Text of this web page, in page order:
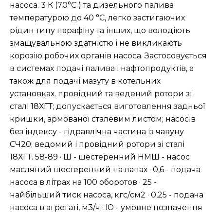
насоса. 3 К (70°C ) та дизельного палива
температурою до 40 °C, легко застигаючих
рідин типу парафіну та інших, що володіють
змащувальною здатністю і не викликають
корозію робочих органів насоса. Застосовується
в системах подачі палива і нафтопродуктів, а
також для подачі мазуту в котельних
установках. провідний та ведений ротори зі
сталі 18ХГТ; допускається виготовлення задньої
кришки, армованої сталевим листом; насосів
без індексу - гідравлічна частина із чавуну
СЧ20; ведомий і провідний ротори зі сталі
18ХГТ. 58-89 · Ш - шестеренний НМШ - насос
масляний шестеренний на лапах · 0,6 - подача
насоса в літрах на 100 оборотов · 25 -
найбільший тиск насоса, кгс/см2 · 0,25 - подача
насоса в агрегаті, м3/ч · Ю - умовне позначення